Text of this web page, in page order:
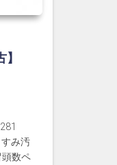
み汚
数ペ